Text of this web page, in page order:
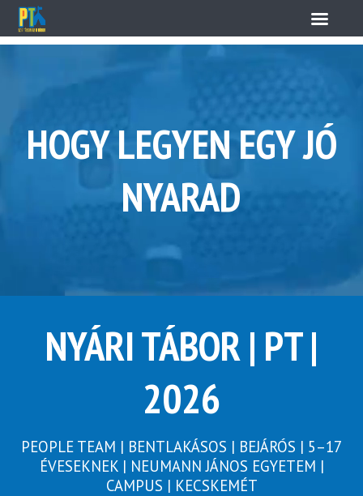
HOGY LEGYEN EGY JÓ
NYARAD
NYÁRI TÁBOR | PT |
2026
PEOPLE TEAM | BENTLAKÁSOS | BEJÁRÓS | 5–17
ÉVESEKNEK | NEUMANN JÁNOS EGYETEM |
CAMPUS | KECSKEMÉT